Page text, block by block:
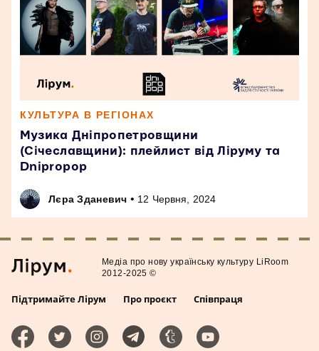
КУЛЬТУРА В РЕГІОНАХ
Музика Дніпропетровщини
(Січеславщини): плейлист від Ліруму та
Dnipropop
Лєра Зданевич • 12 Червня, 2024
Підтримайте Лірум Про проєкт Співпраця
Медiа про нову українську культуру LiRoom
2012-2025 ©